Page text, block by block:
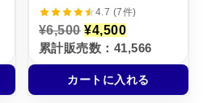
パッションフルーツ・
グアバ【ニコパフ】
5%
4.7 (7件)
¥6,500 元
の
価
格
は
¥
¥4,500現
在
の
価
格
は
累計販売数：41,566
カートに入れる